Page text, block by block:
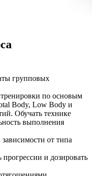
групповых
по основым
Body, Low Body и
Обучать технике
выполнения
от типа
прогрессии и дозировать